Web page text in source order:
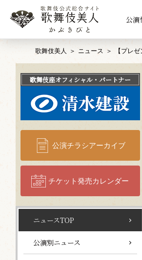
公演
歌舞伎美人 ニュース 【プレ
歌舞伎座オフィシャル・パートナー
公演チラシアーカイブ
チケット発売カレンダー
ニュースTOP
公演別ニュース